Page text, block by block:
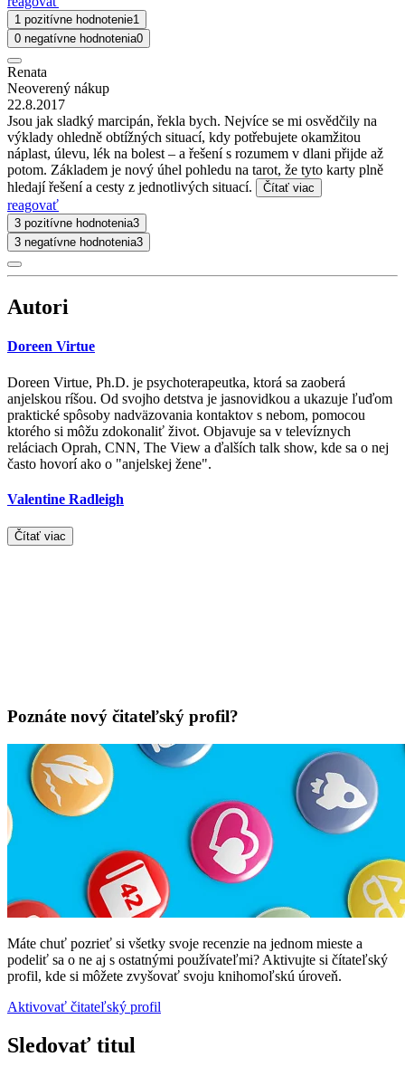
1 pozitívne hodnotenie1
0 negatívne hodnotenia0
Renata
Neoverený nákup
22.8.2017
Jsou jak sladký marcipán, řekla bych. Nejvíce se mi osvědčily na
výklady ohledně obtížných situací, kdy potřebujete okamžitou
náplast, úlevu, lék na bolest – a řešení s rozumem v dlani přijde až
potom. Základem je nový úhel pohledu na tarot, že tyto karty plně
hledají řešení a cesty z jednotlivých situací.
Čítať viac
reagovať
3 pozitívne hodnotenia3
3 negatívne hodnotenia3
Autori
Doreen Virtue
Doreen Virtue, Ph.D. je psychoterapeutka, ktorá sa zaoberá
anjelskou ríšou. Od svojho detstva je jasnovidkou a ukazuje ľuďom
praktické spôsoby nadväzovania kontaktov s nebom, pomocou
ktorého si môžu zdokonaliť život. Objavuje sa v televíznych
reláciach Oprah, CNN, The View a ďalších talk show, kde sa o nej
často hovorí ako o "anjelskej žene".
Valentine Radleigh
Čítať viac
Poznáte nový čitateľský profil?
Máte chuť pozrieť si všetky svoje recenzie na jednom mieste a
podeliť sa o ne aj s ostatnými používateľmi? Aktivujte si čítateľský
profil, kde si môžete zvyšovať svoju knihomoľskú úroveň.
Aktivovať čitateľský profil
Sledovať titul